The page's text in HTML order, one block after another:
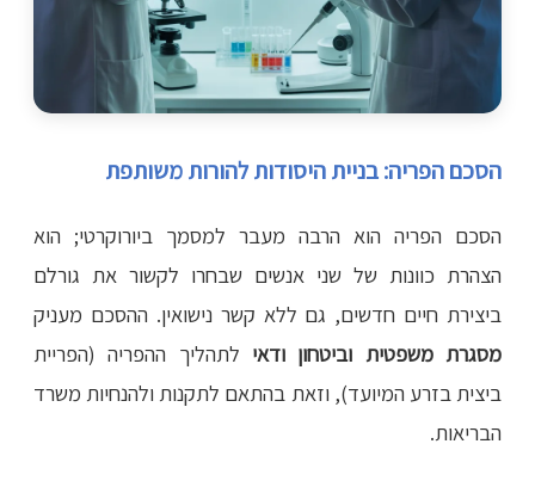
הסכם הפריה: בניית היסודות להורות משותפת
הסכם הפריה הוא הרבה מעבר למסמך ביורוקרטי; הוא
הצהרת כוונות של שני אנשים שבחרו לקשור את גורלם
ביצירת חיים חדשים, גם ללא קשר נישואין. ההסכם מעניק
מסגרת משפטית וביטחון ודאי לתהליך ההפריה (הפריית
ביצית בזרע המיועד), וזאת בהתאם לתקנות ולהנחיות משרד
הבריאות.